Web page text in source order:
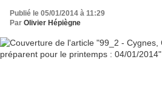
Publié le 05/01/2014 à 11:29
Par Olivier Hépiègne